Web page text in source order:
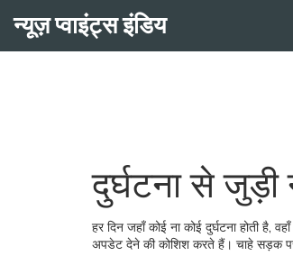
न्यूज़ प्वाइंट्स इंडिय
दुर्घटना से
हर दिन जहाँ कोई ना कोई दुर्घटना होती है,
अपडेट देने की कोशिश करते हैं। चाहे सड़क